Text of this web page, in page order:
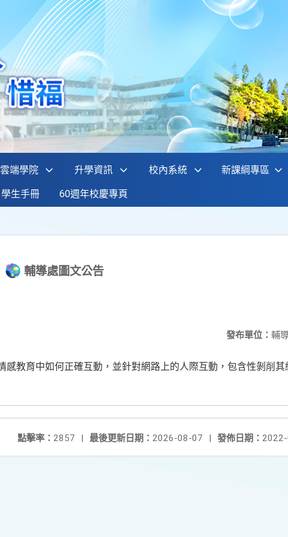
雲端學院 升學資訊 校內系統 新課綱專區
學生手冊 60週年校慶專頁
輔導處圖文公告
發布單位： 輔
感教育中如何正確互動，並針對網路上的人際互動，包含性剝削其
發佈日期：
最後更新日期： 2026-08-07 |
點擊率： 2857 |